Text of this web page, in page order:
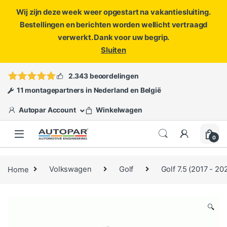
Wij zijn deze week weer opgestart na vakantiesluiting.
Bestellingen en berichten worden wellicht vertraagd
verwerkt. Dank voor uw begrip.
Sluiten
ofopen een ticket
2.343 beoordelingen
11 montagepartners in Nederland en België
Autopar Account Winkelwagen
0
Home Volkswagen Golf Golf 7.5 (2017 -
🔍